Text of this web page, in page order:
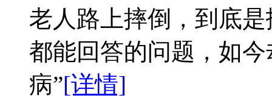
老人路上摔倒，到底
都能回答的问题，如
病”[详情]